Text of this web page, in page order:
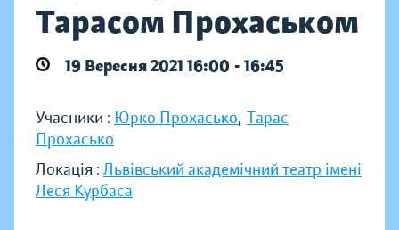
Тарасом Прохаськом
19 Вересня 2021 16:00 - 16:45
Учасники : Юрко Прохасько, Тарас
Прохасько
Локація : Львівський академічний театр імені
Леся Курбаса